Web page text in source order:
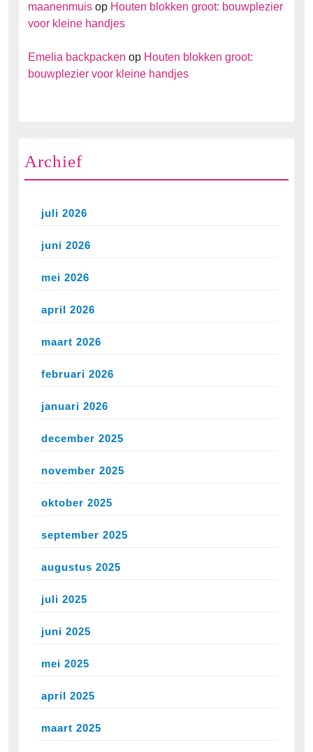
maanenmuis op Houten blokken groot: bouwplezier
voor kleine handjes
Emelia backpacken op Houten blokken groot:
bouwplezier voor kleine handjes
Archief
juli 2026
juni 2026
mei 2026
april 2026
maart 2026
februari 2026
januari 2026
december 2025
november 2025
oktober 2025
september 2025
augustus 2025
juli 2025
juni 2025
mei 2025
april 2025
maart 2025